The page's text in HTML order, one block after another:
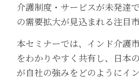
介護制度・サービスが未発達
の需要拡大が見込まれる注目市
本セミナーでは、インド介護
をわかりやすく共有し、日本
が自社の強みをどのようにイ